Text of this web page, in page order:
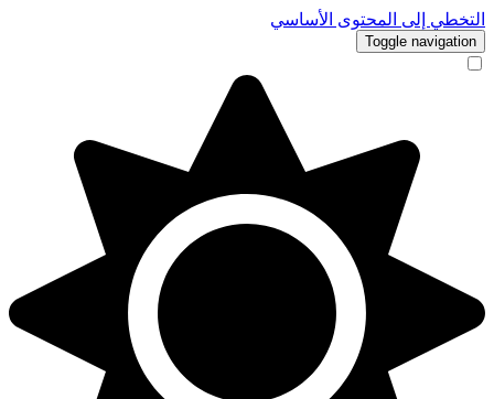
التخطي إلى المحتوى الأساسي
Toggle navigation